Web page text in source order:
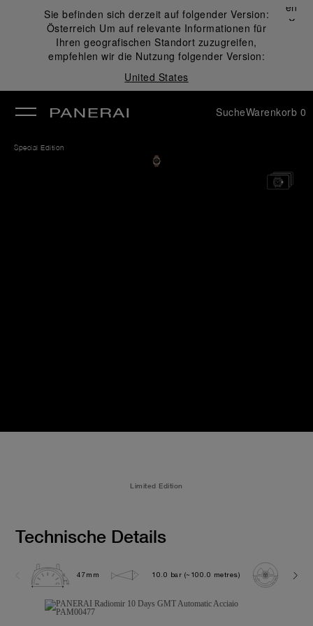
Sie befinden sich derzeit auf folgender Version:
Österreich Um auf relevante Informationen für
Ihren geografischen Standort zuzugreifen,
empfehlen wir die Nutzung folgender Version:
United States
Schließen
✕
SucheWarenkorb 0
Special Edition
Limited Edition
Technische Details
47mm 10.0 bar (~100.0 metres)